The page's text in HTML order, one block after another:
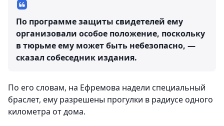
По программе защиты свидетелей ему
организовали особое положение, поскольку
в тюрьме ему может быть небезопасно, —
сказал собеседник издания.
По его словам, на Ефремова надели специальный
браслет, ему разрешены прогулки в радиусе одного
километра от дома.